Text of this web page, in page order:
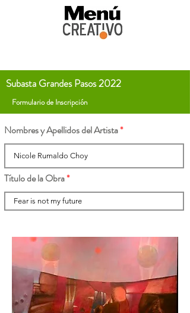
Subasta Grandes Pasos 2022
Formulario de Inscripción
Nombres y Apellidos del Artista
Título de la Obra